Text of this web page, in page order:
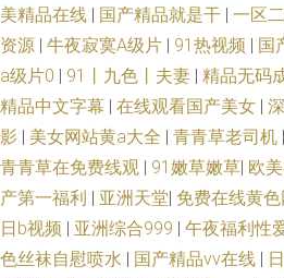
美精品在线 | 国产精品就是干 | 一区
资源 | 牛夜寂寞A级片 | 91热视频 | 国
a级片0 | 91丨九色丨夫妻 | 精品无码
精品中文字幕 | 在线观看国产美女 |
影 | 美女网站黄a大全 | 青青草老司机 |
青青草在免费线观 | 91嫩草嫩草| 欧
产第一福利 | 亚洲天堂| 免费在线黄
日b视频 | 亚洲综合999 | 午夜福利性
色丝袜自慰喷水 | 国产精品vv在线 |